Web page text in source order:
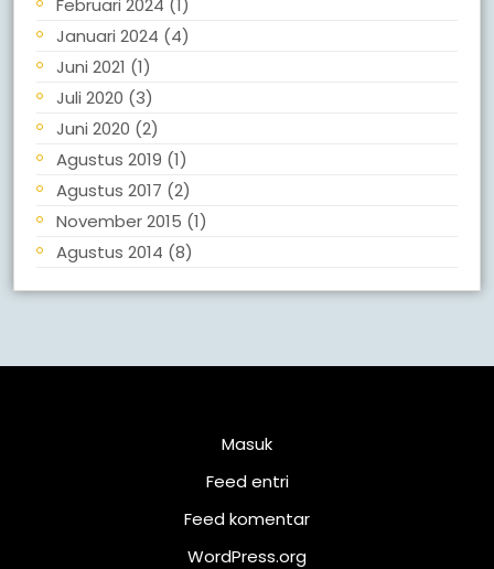
Februari 2024 (1)
Januari 2024 (4)
Juni 2021 (1)
Juli 2020 (3)
Juni 2020 (2)
Agustus 2019 (1)
Agustus 2017 (2)
November 2015 (1)
Agustus 2014 (8)
Masuk
Feed entri
Feed komentar
WordPress.org